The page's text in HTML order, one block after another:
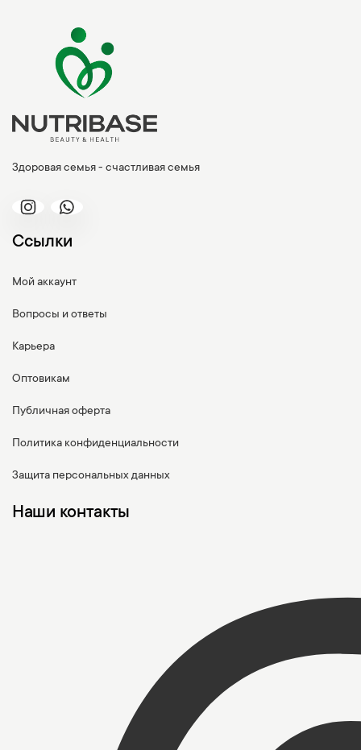
Здоровая семья - счастливая семья
Ссылки
Мой аккаунт
Вопросы и ответы
Карьера
Оптовикам
Публичная оферта
Политика конфиденциальности
Защита персональных данных
Наши контакты